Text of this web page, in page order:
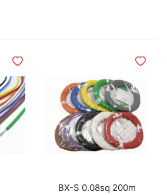
ほしいものリストに追加
BX-S 0.08sq 200m
ほしい